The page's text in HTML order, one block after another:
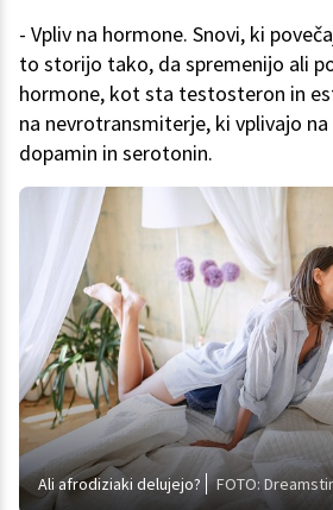
- Vpliv na hormone. Snovi, ki
to storijo tako, da spremenijo ali
hormone, kot sta testosteron in
na nevrotransmiterje, ki vplivajo
dopamin in serotonin.
Ali afrodiziaki delujejo? FOTO: